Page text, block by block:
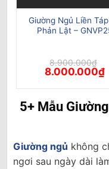
Giường Ngủ Liền
Phản Lật –
8.900.000₫
Giá
gốc
là:
8.000.000₫
5+ Mẫu
Giường ngủ không
ngơi sau ngày dài